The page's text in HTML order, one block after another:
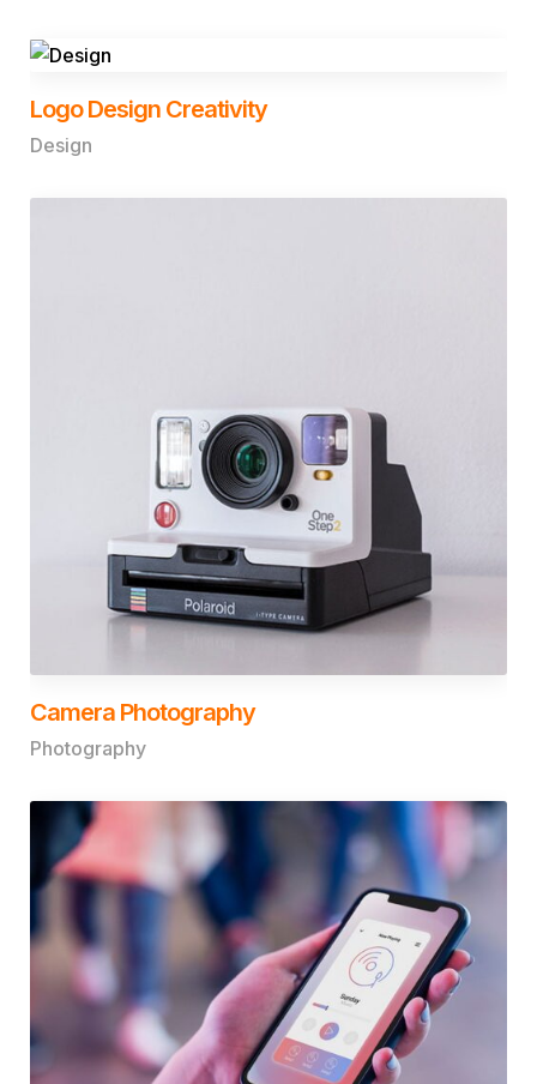
Logo Design Creativity
Design
Camera Photography
Photography